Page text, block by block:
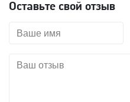
Оставьте свой отзыв